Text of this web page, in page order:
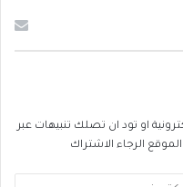
او تود ان تصلك تنبيهات عبر
الرجاء الاشتراك